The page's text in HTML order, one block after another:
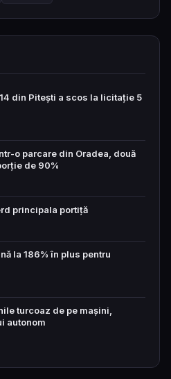
din Pitești a scos la licitație 5
o parcare din Oradea, două
de 90%
principala portiță
la 186% în plus pentru
turcoaz de pe mașini,
autonom